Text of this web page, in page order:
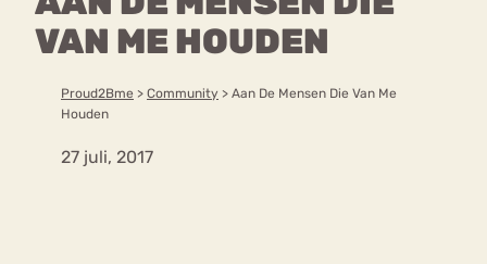
VAN ME HOUDEN
Proud2Bme > Community > Aan De Mensen Die Van Me
Houden
27 juli, 2017
Content
Over ons
Over proud2bme
Contact
Vacatures
Privacyverklaring